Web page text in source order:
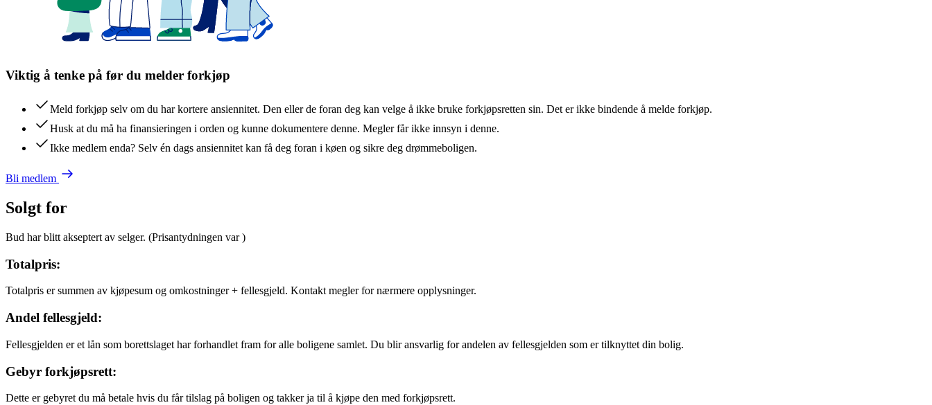
Viktig å tenke på før du melder forkjøp
Meld forkjøp selv om du har kortere ansiennitet. Den eller de foran deg kan velge å ikke bruke forkjøpsretten sin. Det er ikke bindende å melde forkjøp.
Husk at du må ha finansieringen i orden og kunne dokumentere denne. Megler får ikke innsyn i denne.
Ikke medlem enda? Selv én dags ansiennitet kan få deg foran i køen og sikre deg drømmeboligen.
Bli medlem
Solgt for
Bud har blitt akseptert av selger. (Prisantydningen var)
Totalpris:
Totalpris er summen av kjøpesum og omkostninger + fellesgjeld. Kontakt megler for nærmere opplysninger.
Andel fellesgjeld:
Fellesgjelden er et lån som borettslaget har forhandlet fram for alle boligene samlet. Du blir ansvarlig for andelen av fellesgjelden som er tilknyttet din bolig.
Gebyr forkjøpsrett:
Dette er gebyret du må betale hvis du får tilslag på boligen og takker ja til å kjøpe den med forkjøpsrett.